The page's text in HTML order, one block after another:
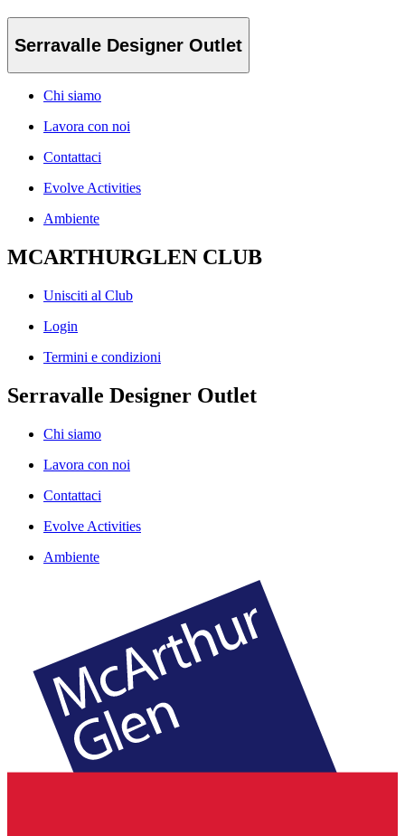
Serravalle Designer Outlet
Chi siamo
Lavora con noi
Contattaci
Evolve Activities
Ambiente
MCARTHURGLEN CLUB
Unisciti al Club
Login
Termini e condizioni
Serravalle Designer Outlet
Chi siamo
Lavora con noi
Contattaci
Evolve Activities
Ambiente